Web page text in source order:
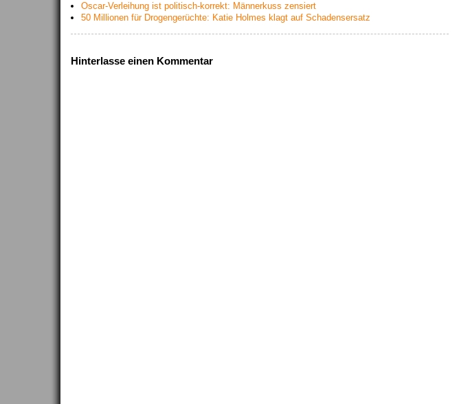
Oscar-Verleihung ist politisch-korrekt: Männerkuss zensiert
50 Millionen für Drogengerüchte: Katie Holmes klagt auf Schadensersatz
Hinterlasse einen Kommentar